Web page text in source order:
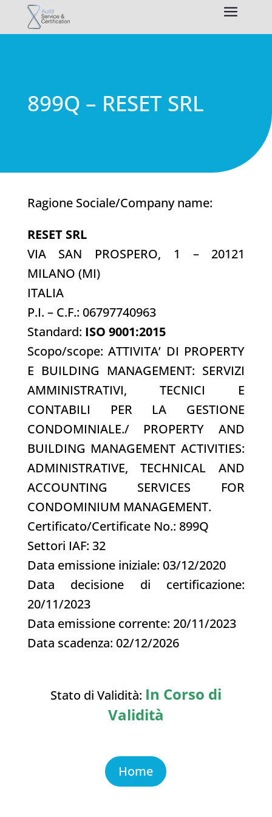
899Q – RESET SRL
Ragione Sociale/Company name:
RESET SRL
VIA SAN PROSPERO, 1 – 20121
MILANO (MI)
ITALIA
P.I. – C.F.: 06797740963
Standard: ISO 9001:2015
Scopo/scope: ATTIVITA’ DI PROPERTY
E BUILDING MANAGEMENT: SERVIZI
AMMINISTRATIVI, TECNICI E
CONTABILI PER LA GESTIONE
CONDOMINIALE./ PROPERTY AND
BUILDING MANAGEMENT ACTIVITIES:
ADMINISTRATIVE, TECHNICAL AND
ACCOUNTING SERVICES FOR
CONDOMINIUM MANAGEMENT.
Certificato/Certificate No.: 899Q
Settori IAF: 32
Data emissione iniziale: 03/12/2020
Data decisione di certificazione:
20/11/2023
Data emissione corrente: 20/11/2023
Data scadenza: 02/12/2026
Stato di Validità: In Corso di
Validità
Home